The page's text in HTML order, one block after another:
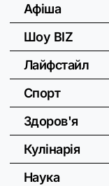
Афіша
Шоу BIZ
Лайфстайл
Спорт
Здоров'я
Кулінарія
Наука